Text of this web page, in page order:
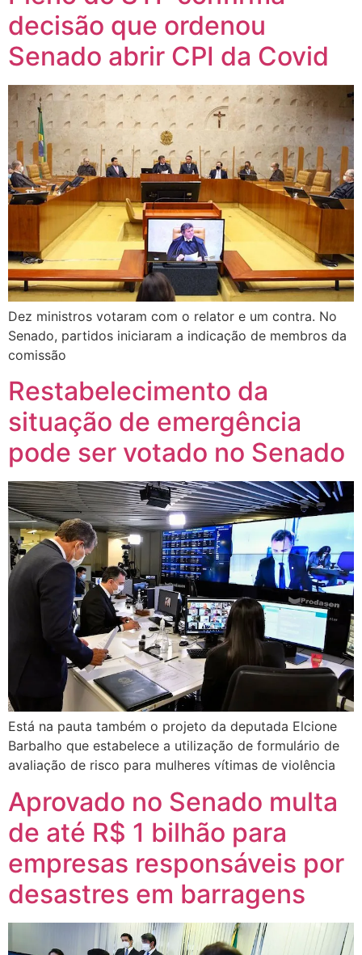
decisão que ordenou
Senado abrir CPI da Covid
Dez ministros votaram com o relator e um contra. No
Senado, partidos iniciaram a indicação de membros da
comissão
Restabelecimento da
situação de emergência
pode ser votado no Senado
Está na pauta também o projeto da deputada Elcione
Barbalho que estabelece a utilização de formulário de
avaliação de risco para mulheres vítimas de violência
Aprovado no Senado multa
de até R$ 1 bilhão para
empresas responsáveis por
desastres em barragens